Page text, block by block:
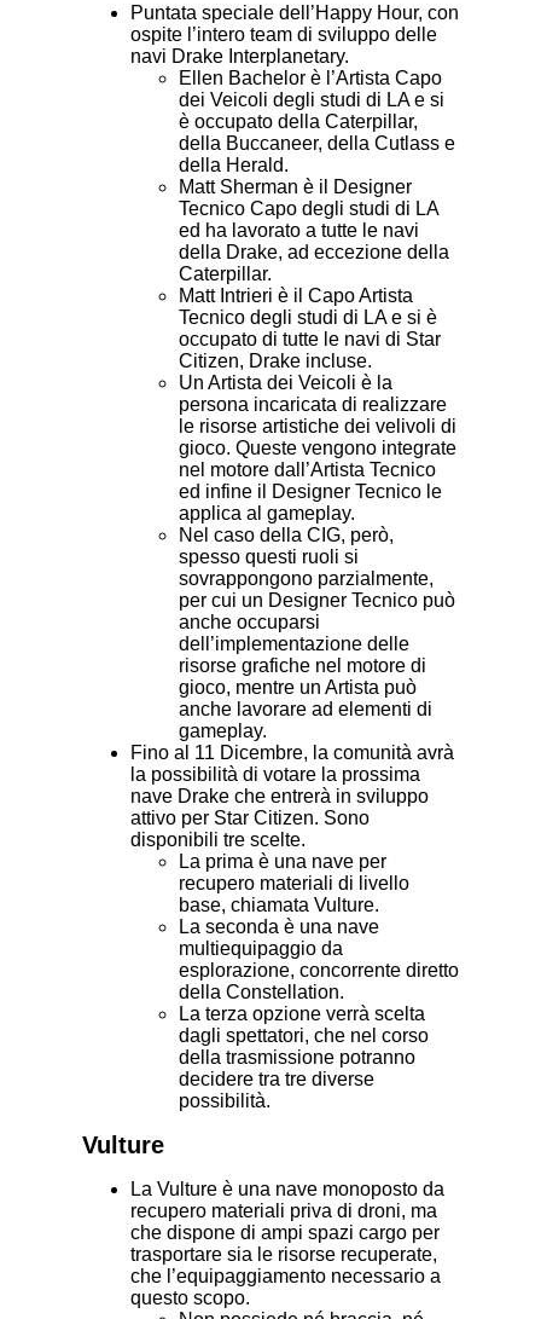
Puntata speciale dell’Happy Hour, con
ospite l’intero team di sviluppo delle
navi Drake Interplanetary.
Ellen Bachelor è l’Artista Capo
dei Veicoli degli studi di LA e si
è occupato della Caterpillar,
della Buccaneer, della Cutlass e
della Herald.
Matt Sherman è il Designer
Tecnico Capo degli studi di LA
ed ha lavorato a tutte le navi
della Drake, ad eccezione della
Caterpillar.
Matt Intrieri è il Capo Artista
Tecnico degli studi di LA e si è
occupato di tutte le navi di Star
Citizen, Drake incluse.
Un Artista dei Veicoli è la
persona incaricata di realizzare
le risorse artistiche dei velivoli di
gioco. Queste vengono integrate
nel motore dall’Artista Tecnico
ed infine il Designer Tecnico le
applica al gameplay.
Nel caso della CIG, però,
spesso questi ruoli si
sovrappongono parzialmente,
per cui un Designer Tecnico può
anche occuparsi
dell’implementazione delle
risorse grafiche nel motore di
gioco, mentre un Artista può
anche lavorare ad elementi di
gameplay.
Fino al 11 Dicembre, la comunità avrà
la possibilità di votare la prossima
nave Drake che entrerà in sviluppo
attivo per Star Citizen. Sono
disponibili tre scelte.
La prima è una nave per
recupero materiali di livello
base, chiamata Vulture.
La seconda è una nave
multiequipaggio da
esplorazione, concorrente diretto
della Constellation.
La terza opzione verrà scelta
dagli spettatori, che nel corso
della trasmissione potranno
decidere tra tre diverse
possibilità.
Vulture
La Vulture è una nave monoposto da
recupero materiali priva di droni, ma
che dispone di ampi spazi cargo per
trasportare sia le risorse recuperate,
che l’equipaggiamento necessario a
questo scopo.